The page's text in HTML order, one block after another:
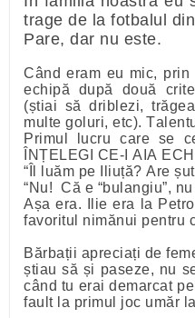
trage de la fotbalul
Pare, dar nu este.
Când eram eu mic,
echipă după două
(știai să driblezi,
multe goluri, etc).
Primul lucru care se
ÎNȚELEGI CE-I AIA
“Îl luăm pe Iliuță? Are
“Nu! Că e “bulangiu”,
Așa era. Ilie era la
favoritul nimănui pentru
Bărbații apreciați de
știau să și paseze, nu
când tu erai demarcat
fault la primul joc umăr